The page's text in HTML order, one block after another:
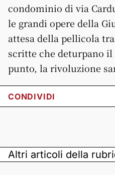
condominio di via
le grandi opere della
attesa della pellicola
scritte che deturpano
punto, la rivoluzione
CONDIVIDI
Altri articoli della